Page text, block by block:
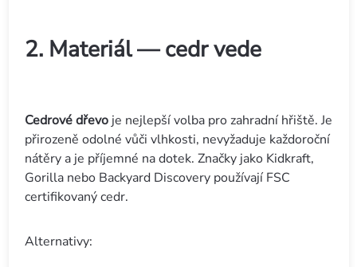
2. Materiál — cedr vede
Cedrové dřevoje nejlepší volba pro zahradní hřiště. Je
přirozeně odolné vůči vlhkosti, nevyžaduje každoroční
nátěry a je příjemné na dotek. Značky jako Kidkraft,
Gorilla nebo Backyard Discovery používají FSC
certifikovaný cedr.
Alternativy: